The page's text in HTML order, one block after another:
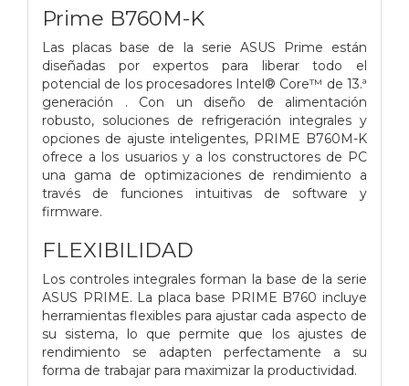
Prime B760M-K
Las placas base de la serie ASUS Prime están
diseñadas por expertos para liberar todo el
potencial de los procesadores Intel® Core™ de 13.ª
generación . Con un diseño de alimentación
robusto, soluciones de refrigeración integrales y
opciones de ajuste inteligentes, PRIME B760M-K
ofrece a los usuarios y a los constructores de PC
una gama de optimizaciones de rendimiento a
través de funciones intuitivas de software y
firmware.
FLEXIBILIDAD
Los controles integrales forman la base de la serie
ASUS PRIME. La placa base PRIME B760 incluye
herramientas flexibles para ajustar cada aspecto de
su sistema, lo que permite que los ajustes de
rendimiento se adapten perfectamente a su
forma de trabajar para maximizar la productividad.